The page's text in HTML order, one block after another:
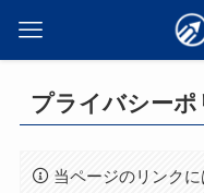
プライバシーポ
当ページのリンクに